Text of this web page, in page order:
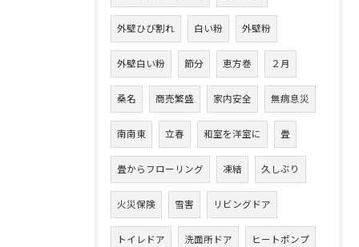
外壁ひび割れ 白い粉 外壁粉
外壁白い粉 節分 恵方巻 ２月
桑名 商売繁盛 家内安全 無病息災
南南東 立春 和室を洋室に 畳
畳からフローリング 凍結 久しぶり
火災保険 雪害 リビングドア
トイレドア 洗面所ドア ヒートポンプ